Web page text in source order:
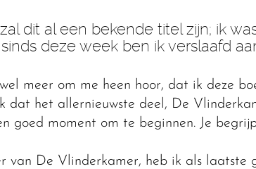
dit al een bekende titel zijn; ik
deze week ben ik verslaafd
meer om me heen hoor, dat ik deze
dat het allernieuwste deel, De
goed moment om te beginnen. Je
van De Vlinderkamer, heb ik als laatste